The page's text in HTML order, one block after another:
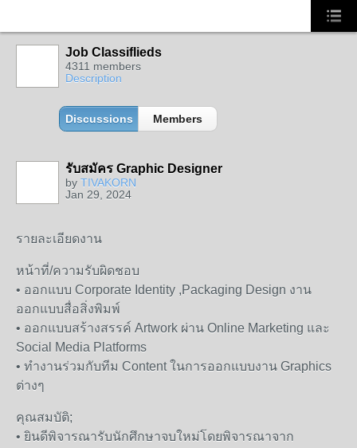
Job Classiflieds
4311 members
Description
Discussions Members
รับสมัคร Graphic Designer
by TIVAKORN
Jan 29, 2024
รายละเอียดงาน
หน้าที่/ความรับผิดชอบ
• ออกแบบ Corporate Identity ,Packaging Design งาน
ออกแบบสื่อสิ่งพิมพ์
• ออกแบบสร้างสรรค์ Artwork ผ่าน Online Marketing และ
Social Media Platforms
• ทำงานร่วมกับทีม Content ในการออกแบบงาน Graphics
ต่างๆ
คุณสมบัติ;
• ยินดีพิจารณารับนักศึกษาจบใหม่โดยพิจารณาจาก